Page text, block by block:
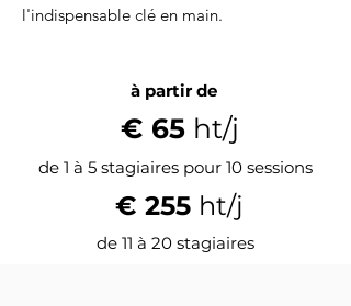
l'indispensable clé en main.
à partir de
€ 65 ht/j
de 1 à 5 stagiaires pour 10 sessions
€ 255 ht/j
de 11 à 20 stagiaires